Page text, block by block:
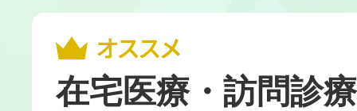
在宅医療・訪問診